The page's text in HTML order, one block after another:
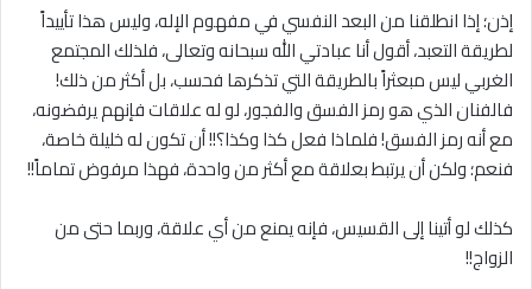
إذن؛ إذا انطلقنا من البعد النفسي في مفهوم الإله، وليس هذا تأييداً
لطريقة التعبد، أقول أنا عبادتي الله سبحانه وتعالى، فلذلك المجتمع
الغربي ليس مبعثراً بالطريقة التي تذكرها فحسب، بل أكثر من ذلك!
فالفنان الذي هو رمز الفسق والفجور، لو له علاقات فإنهم يرفضونه،
مع أنه رمز الفسق! فلماذا فعل كذا وكذا؟!! أن تكون له خليلة خاصة،
فنعم؛ ولكن أن يرتبط بعلاقة مع أكثر من واحدة، فهذا مرفوض تماماً!!
كذلك لو أتينا إلى القسيس، فإنه يمنع من أي علاقة، وربما حتى من
الزواج!!